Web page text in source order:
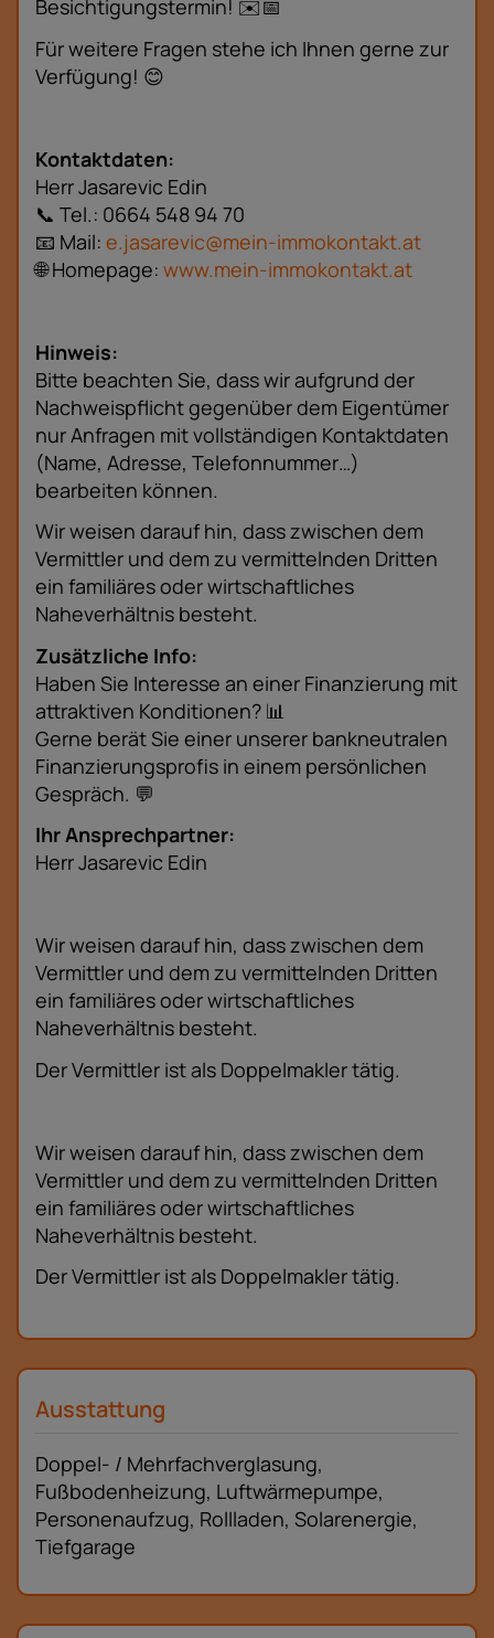
Besichtigungstermin! ✉️📅
Für weitere Fragen stehe ich Ihnen gerne zur
Verfügung! 😊
Kontaktdaten:
Herr Jasarevic Edin
📞 Tel.: 0664 548 94 70
📧 Mail: e.jasarevic@mein-immokontakt.at
🌐 Homepage: www.mein-immokontakt.at
Hinweis:
Bitte beachten Sie, dass wir aufgrund der
Nachweispflicht gegenüber dem Eigentümer
nur Anfragen mit vollständigen Kontaktdaten
(Name, Adresse, Telefonnummer…)
bearbeiten können.
Wir weisen darauf hin, dass zwischen dem
Vermittler und dem zu vermittelnden Dritten
ein familiäres oder wirtschaftliches
Naheverhältnis besteht.
Zusätzliche Info:
Haben Sie Interesse an einer Finanzierung mit
attraktiven Konditionen? 📊
Gerne berät Sie einer unserer bankneutralen
Finanzierungsprofis in einem persönlichen
Gespräch. 💬
Ihr Ansprechpartner:
Herr Jasarevic Edin
Wir weisen darauf hin, dass zwischen dem
Vermittler und dem zu vermittelnden Dritten
ein familiäres oder wirtschaftliches
Naheverhältnis besteht.
Der Vermittler ist als Doppelmakler tätig.
Wir weisen darauf hin, dass zwischen dem
Vermittler und dem zu vermittelnden Dritten
ein familiäres oder wirtschaftliches
Naheverhältnis besteht.
Der Vermittler ist als Doppelmakler tätig.
Ausstattung
Doppel- / Mehrfachverglasung
Fußbodenheizung Luftwärmepumpe
Personenaufzug Rollladen Solarenergie
Tiefgarage